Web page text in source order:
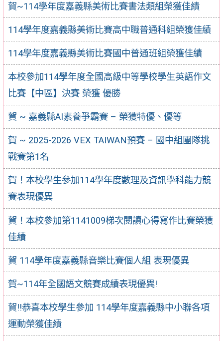
賀~114學年度嘉義縣美術比賽書法類組榮獲佳績
114學年度嘉義縣美術比賽高中職普通科組榮獲佳績
114學年度嘉義縣美術比賽國中普通班組榮獲佳績
本校參加114學年度全國高級中等學校學生英語作文
比賽【中區】決賽 榮獲 優勝
賀 ~ 嘉義縣AI素養爭霸賽 – 榮獲特優、優等
賀 ~ 2025-2026 VEX TAIWAN預賽 – 國中組團隊挑
戰賽第1名
賀！本校學生參加114學年度數理及資訊學科能力競
賽表現優異
賀！本校參加第1141009梯次閱讀心得寫作比賽榮獲
佳績
賀 114學年度嘉義縣音樂比賽個人組 表現優異
賀~114年全國語文競賽成績表現優異!
賀!!恭喜本校學生參加 114學年度嘉義縣中小聯各項
運動榮獲佳績